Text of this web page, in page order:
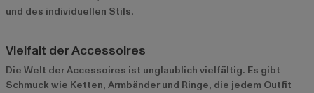
und des individuellen Stils.
Vielfalt der Accessoires
Die Welt der Accessoires ist unglaublich vielfältig. Es gibt
Schmuck wie Ketten, Armbänder und Ringe, die jedem Outfit